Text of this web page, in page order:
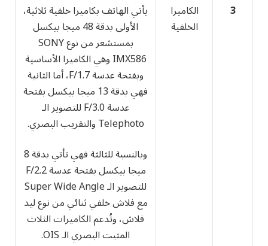
3
الكاميرا
الخلفية
يأتي الهاتف بكاميرا خلفية ثلاثية،
الأولى بدقة 48 ميجا بيكسل
بمستشعر من نوع SONY
IMX586 وهي الكاميرا الأساسية
وبفتحة عدسة F/1.7، أما الثانية
فهي بدقة 13 ميجا بيكسل بفتحة
عدسة F/3.0 للتصوير الـ
Telephoto والتقريب البصري.
وبالنسبة للثالثة فهي تأتي بدقة 8
ميجا بيكسل بفتحة عدسة F/2.2
للتصوير الـ Super Wide Angle
مع فلاش خلفي ثنائي من نوع ليد
فلاش، وتُدعم الكاميرات الثلاث
المثبت البصري الـ OIS.